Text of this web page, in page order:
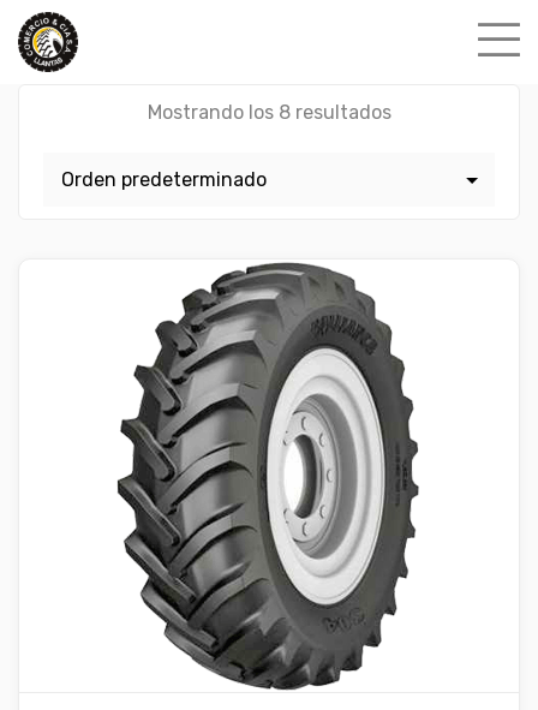
Skip
content
Mostrando los 8 resultados